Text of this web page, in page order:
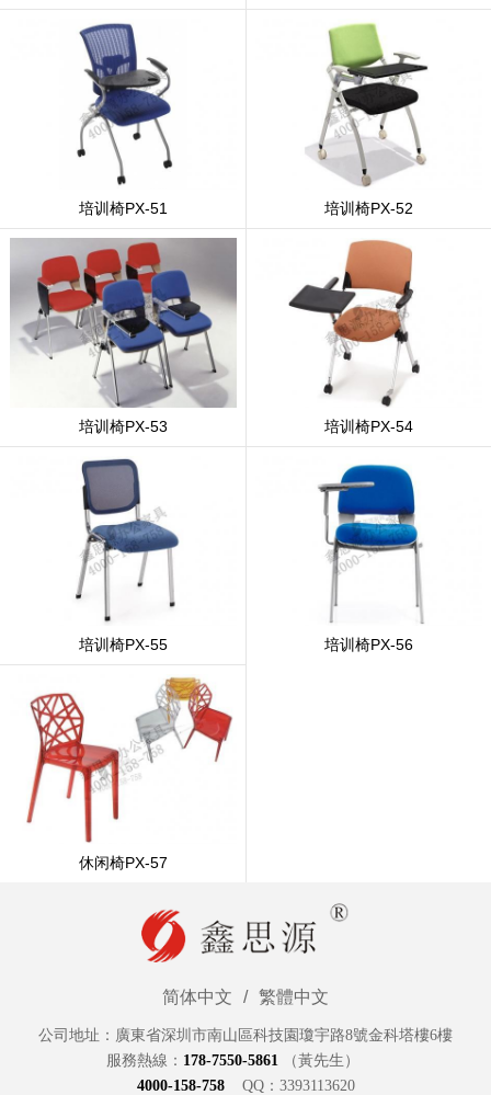
培训椅PX-51 培训椅PX-52
培训椅PX-53 培训椅PX-54
培训椅PX-55 培训椅PX-56
休闲椅PX-57
简体中文 / 繁體中文
公司地址：廣東省深圳市南山區科技園瓊宇路8號金科塔樓6樓
服務熱線： 178-7550-5861 （黃先生）
4000-158-758 QQ：3393113620